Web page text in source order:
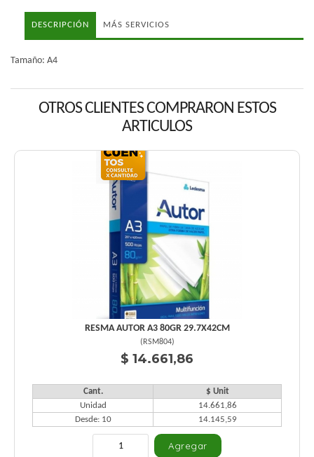
DESCRIPCIÓN MÁS SERVICIOS
Tamaño: A4
OTROS CLIENTES COMPRARON ESTOS
ARTICULOS
RESMA AUTOR A3 80GR 29.7X42CM
( RSM804)
$ 14.661,86
Cant.
$ Unit
Unidad
14.661,86
Desde: 10
14.145,59